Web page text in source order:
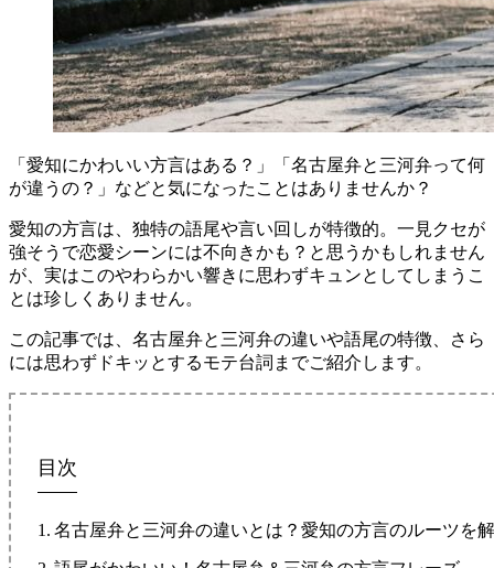
「愛知にかわいい方言はある？」「名古屋弁と三河弁って何
が違うの？」などと気になったことはありませんか？
愛知の方言は、独特の語尾や言い回しが特徴的。一見クセが
強そうで恋愛シーンには不向きかも？と思うかもしれません
が、実はこのやわらかい響きに思わずキュンとしてしまうこ
とは珍しくありません。
この記事では、名古屋弁と三河弁の違いや語尾の特徴、さら
には思わずドキッとするモテ台詞までご紹介します。
目次
名古屋弁と三河弁の違いとは？愛知の方言のルーツを